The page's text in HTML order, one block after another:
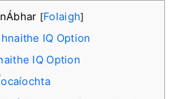
[Folaigh]
IQ Option
IQ Option